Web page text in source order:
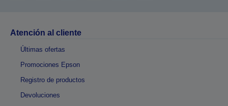
Atención al cliente
Últimas ofertas
Promociones Epson
Registro de productos
Devoluciones